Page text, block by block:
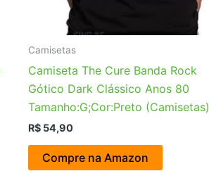
Camisetas
Camiseta The Cure Banda Rock
Gótico Dark Clássico Anos 80
Tamanho:G;Cor:Preto (Camisetas)
R$ 54,90
Compre na Amazon